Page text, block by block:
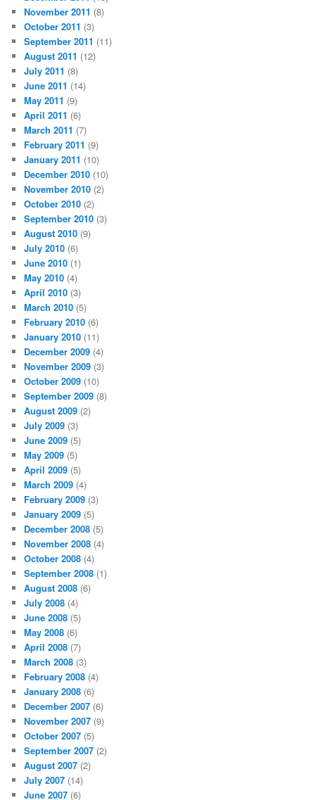
November 2011 (8)
October 2011 (3)
September 2011 (11)
August 2011 (12)
July 2011 (8)
June 2011 (14)
May 2011 (9)
April 2011 (6)
March 2011 (7)
February 2011 (9)
January 2011 (10)
December 2010 (10)
November 2010 (2)
October 2010 (2)
September 2010 (3)
August 2010 (9)
July 2010 (6)
June 2010 (1)
May 2010 (4)
April 2010 (3)
March 2010 (5)
February 2010 (6)
January 2010 (11)
December 2009 (4)
November 2009 (3)
October 2009 (10)
September 2009 (8)
August 2009 (2)
July 2009 (3)
June 2009 (5)
May 2009 (5)
April 2009 (5)
March 2009 (4)
February 2009 (3)
January 2009 (5)
December 2008 (5)
November 2008 (4)
October 2008 (4)
September 2008 (1)
August 2008 (6)
July 2008 (4)
June 2008 (5)
May 2008 (6)
April 2008 (7)
March 2008 (3)
February 2008 (4)
January 2008 (6)
December 2007 (6)
November 2007 (9)
October 2007 (5)
September 2007 (2)
August 2007 (2)
July 2007 (14)
June 2007 (6)